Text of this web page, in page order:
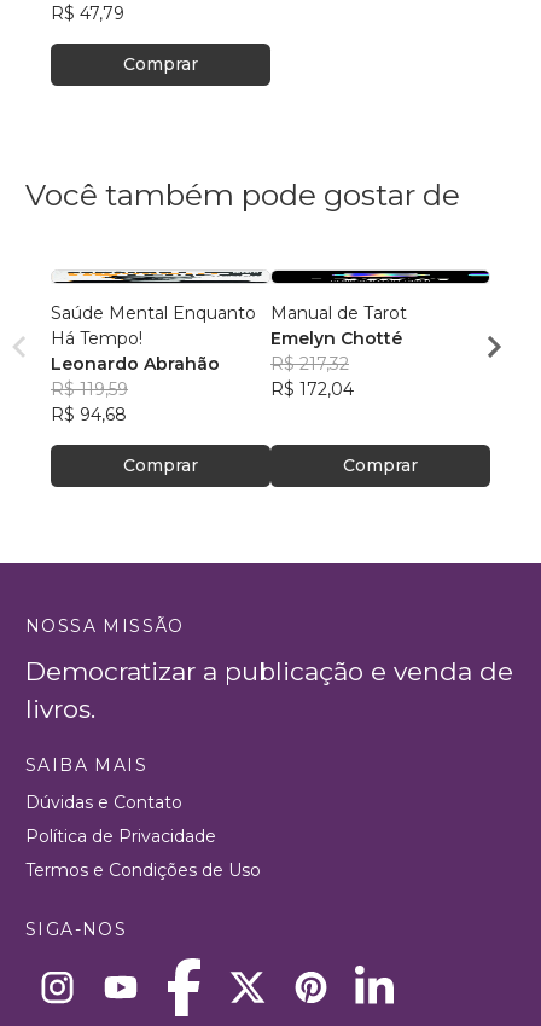
R$ 47,79
Comprar
Você também pode gostar de
Saúde Mental Enquanto
Há Tempo!
Leonardo Abrahão
R$ 119,59
R$ 94,68
Comprar
Manual de Tarot
Emelyn Chotté
R$ 217,32
R$ 172,04
Comprar
R$
NOSSA MISSÃO
Democratizar a publicação e venda de
livros.
SAIBA MAIS
Dúvidas e Contato
Política de Privacidade
Termos e Condições de Uso
SIGA-NOS